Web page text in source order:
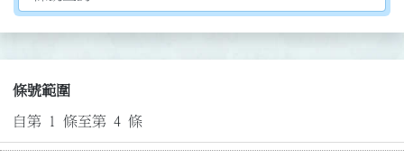
條號範圍
自第 1 條至第 4 條